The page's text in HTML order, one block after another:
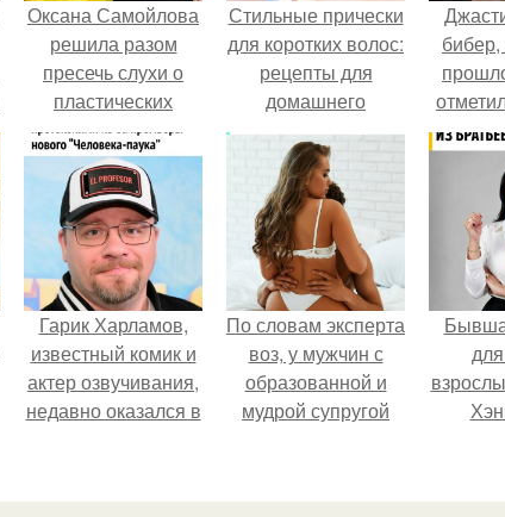
Оксана Самойлова
решила разом
пресечь слухи о
пластических
операциях и
публично
прояснила
ситуацию.
Стильные прически
для коротких волос:
рецепты для
домашнего
макияжа
Гарик Харламов,
известный комик и
актер озвучивания,
недавно оказался в
над озвучкой
По словам эксперта
воз, у мужчин с
образованной и
мудрой супругой
смерти якобы на